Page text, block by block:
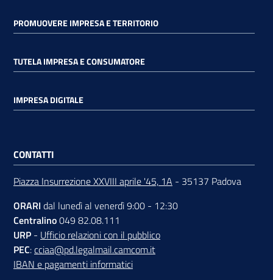
PROMUOVERE IMPRESA E TERRITORIO
TUTELA IMPRESA E CONSUMATORE
IMPRESA DIGITALE
CONTATTI
Piazza Insurrezione XXVIII aprile '45, 1A - 35137 Padova
ORARI dal lunedì al venerdì 9:00 - 12:30
Centralino049 82.08.111
URP - Ufficio relazioni con il pubblico
PEC:cciaa@pd.legalmail.camcom.it
IBAN e pagamenti informatici